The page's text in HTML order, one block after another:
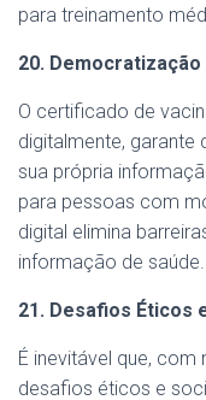
para treinamento
20.
O certificado de
digitalmente, garante
sua própria
para pessoas com
digital elimina
informação de saúde.
21. Desafios Éticos
É inevitável que,
desafios éticos e